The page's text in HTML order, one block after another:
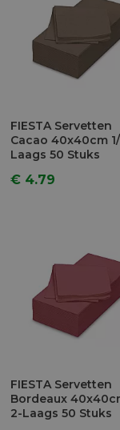
FIESTA Servetten
Cacao 40x40cm
Laags 50 Stuks
€ 4.79
FIESTA Servetten
Bordeaux
2-Laags 50 Stuks